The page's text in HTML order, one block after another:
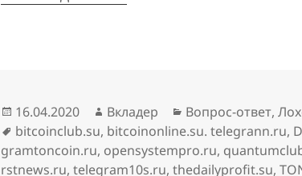
Опубликовано
16.04.2020 Автор
Вкладер Рубрики
Вопрос-ответ,
Метки
bitcoinclub.su, bitcoinonline.su. telegrann.ru,
gramtoncoin.ru, opensystempro.ru,
rstnews.ru,telegram10s.ru,thedailyprofit.su,